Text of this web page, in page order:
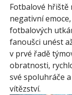
Fotbalové hřiště
negativní
fotbalových
fanoušci unést
v prvé řadě
obratnosti,
své spoluhráče
vítězství.